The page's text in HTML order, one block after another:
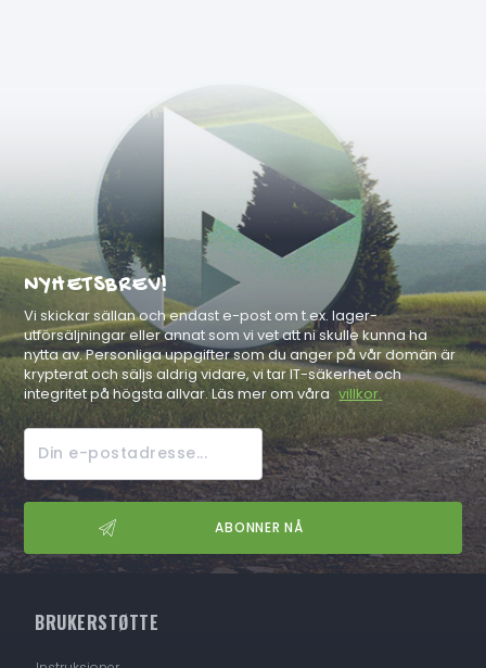
NYHETSBREV!
Vi skickar sällan och endast e-post om t.ex. lager-
utförsäljningar eller annat som vi vet att ni skulle kunna ha
nytta av. Personliga uppgifter som du anger på vår domän är
krypterat och säljs aldrig vidare, vi tar IT-säkerhet och
integritet på högsta allvar. Läs mer om våra villkor.
BRUKERSTØTTE